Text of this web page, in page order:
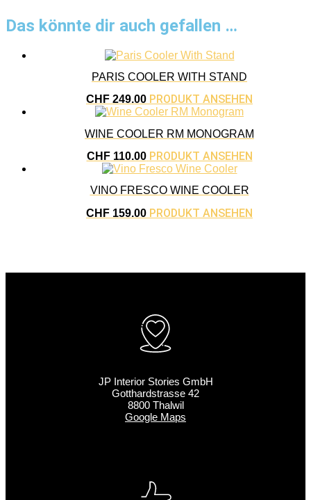
Das könnte dir auch gefallen …
PARIS COOLER WITH STAND
CHF 249.00 PRODUKT ANSEHEN
WINE COOLER RM MONOGRAM
CHF110.00 PRODUKT ANSEHEN
VINO FRESCO WINE COOLER
CHF 159.00 PRODUKT ANSEHEN
JP Interior Stories GmbH
Gotthardstrasse 42
8800 Thalwil
Google Maps